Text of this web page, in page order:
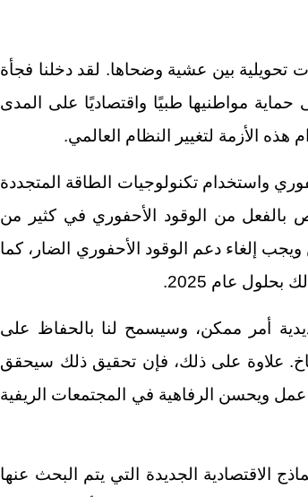
إجراء تغييرات تحويلية بين عشية وضحاها. لقد دخلنا فجأة
مواطنيها طبيًا واقتصاديًا على المدى
الأزمة لتغيير النظام العالمي.
واستخدام تكنولوجيات الطاقة المتجددة
بالفعل من الوقود الأحفوري في كثير من
إلغاء دعم الوقود الأحفوري الضار، كما
عام 2025.
أمر ممكن، وسيسمح لنا بالحفاظ على
علاوة على ذلك، فإن تحقيق ذلك سيحقق
عمل ويحسن الرفاهية في المجتمعات الريفية
الاقتصادية الجديدة التي يتم البحث عنها